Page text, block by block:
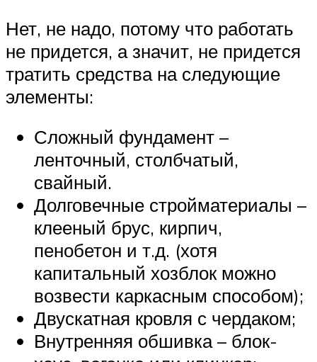
Нет, не надо, потому что работать
не придется, а значит, не придется
тратить средства на следующие
элементы:
Сложный фундамент –
ленточный, столбчатый,
свайный.
Долговечные стройматериалы –
клееный брус, кирпич,
пенобетон и т.д. (хотя
капитальный хозблок можно
возвести каркасным способом);
Двускатная кровля с чердаком;
Внутренняя обшивка – блок-